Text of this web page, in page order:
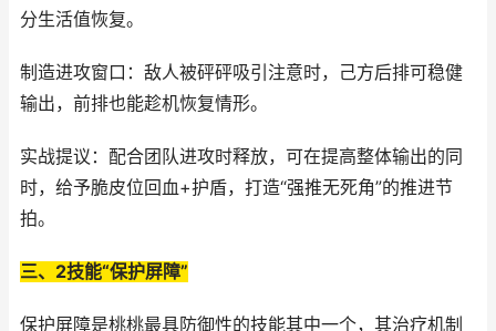
分生活值恢复。
制造进攻窗口：敌人被砰砰吸引注意时，己方后排可稳健
输出，前排也能趁机恢复情形。
实战提议：配合团队进攻时释放，可在提高整体输出的同
时，给予脆皮位回血+护盾，打造“强推无死角”的推进节
拍。
三、2技能“保护屏障”
保护屏障是桃桃最具防御性的技能其中一个，其治疗机制